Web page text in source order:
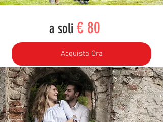
a soli € 80
Acquista Ora
*